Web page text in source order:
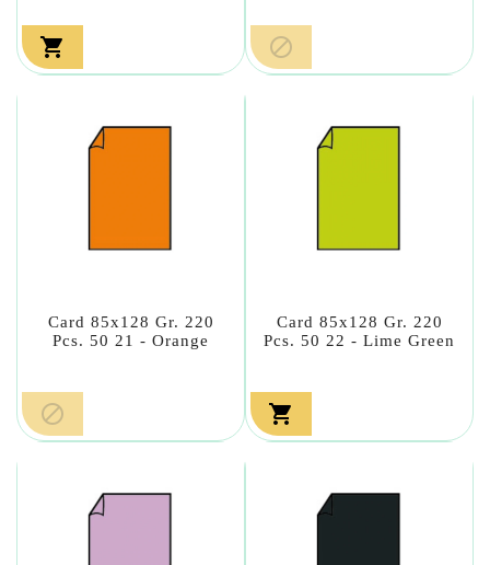
 
Card 85x128 Gr. 220
Pcs. 50 21 - Orange

Card 85x128 Gr. 220
Pcs. 50 22 - Lime Green
